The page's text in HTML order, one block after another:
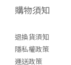
購物須知
退換貨須知
隱私權政策
運送政策